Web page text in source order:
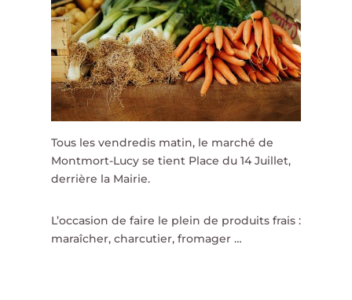
Tous les vendredis matin, le marché de
Montmort-Lucy se tient Place du 14 Juillet,
derrière la Mairie.
L’occasion de faire le plein de produits frais :
maraîcher, charcutier, fromager …